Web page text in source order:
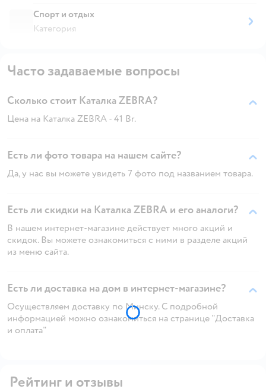
Спорт и отдых
Категория
Часто задаваемые вопросы
Сколько стоит Каталка ZEBRA?
Цена на Каталка ZEBRA - 41 Br.
Есть ли фото товара на нашем сайте?
Да, у нас вы можете увидеть 7 фото под названием товара.
Есть ли скидки на Каталка ZEBRA и его аналоги?
В нашем интернет-магазине действует много акций и
скидок. Вы можете ознакомиться с ними в разделе акций
из меню сайта.
Есть ли доставка на дом в интернет-магазине?
Осуществляем доставку по Минску. С подробной
информацией можно ознакомиться на странице "Доставка
и оплата"
Рейтинг и отзывы